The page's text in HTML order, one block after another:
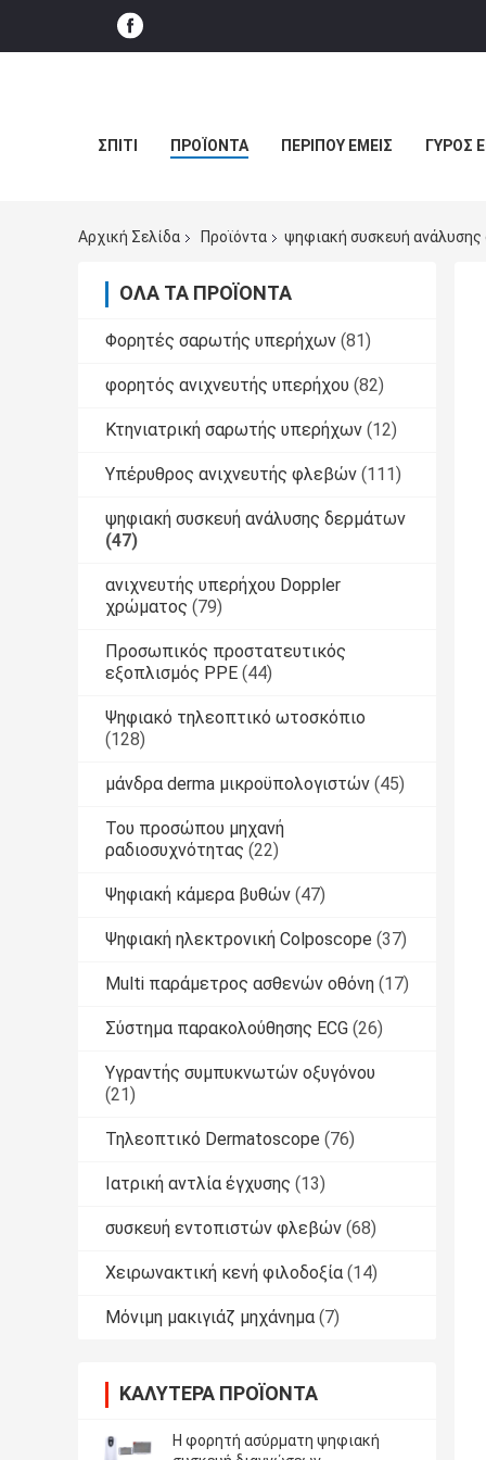
ΣΠΊΤΙ ΠΡΟΪΌΝΤΑ ΠΕΡΊΠΟΥ ΕΜΕΊΣ ΓΎΡΟΣ
Αρχική Σελίδα Προϊόντα ψηφιακή συσκευή
ΌΛΑ ΤΑ ΠΡΟΪΌΝΤΑ
Φορητές σαρωτής υπερήχων (81)
φορητός ανιχνευτής υπερήχου (82)
Κτηνιατρική σαρωτής υπερήχων (12)
Υπέρυθρος ανιχνευτής φλεβών (111)
ψηφιακή συσκευή ανάλυσης δερμάτων
(47)
ανιχνευτής υπερήχου Doppler
χρώματος (79)
Προσωπικός προστατευτικός
εξοπλισμός PPE (44)
Ψηφιακό τηλεοπτικό ωτοσκόπιο
(128)
μάνδρα derma μικροϋπολογιστών (45)
Του προσώπου μηχανή
ραδιοσυχνότητας (22)
Ψηφιακή κάμερα βυθών (47)
Ψηφιακή ηλεκτρονική Colposcope (37)
Multi παράμετρος ασθενών οθόνη (17)
Σύστημα παρακολούθησης ECG (26)
Υγραντής συμπυκνωτών οξυγόνου
(21)
Τηλεοπτικό Dermatoscope (76)
Ιατρική αντλία έγχυσης (13)
συσκευή εντοπιστών φλεβών (68)
Χειρωνακτική κενή φιλοδοξία (14)
Μόνιμη μακιγιάζ μηχάνημα (7)
ΚΑΛΎΤΕΡΑ ΠΡΟΪΌΝΤΑ
Η φορητή ασύρματη ψηφιακή